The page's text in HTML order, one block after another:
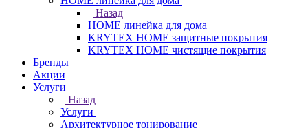
Назад
HOME линейка для дома
KRYTEX HOME защитные покрытия
KRYTEX HOME чистящие покрытия
Бренды
Акции
Услуги
Назад
Услуги
Архитектурное тонирование